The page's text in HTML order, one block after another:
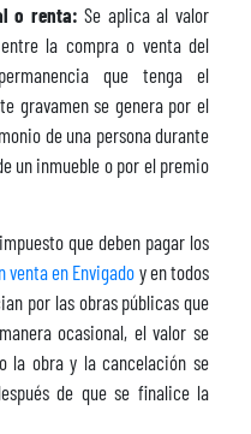
o renta:Se aplica al valor
la compra o venta del
que tenga el
gravamen se genera por el
de una persona durante
un inmueble o por el premio
que deben pagar los
venta en Envigado y en todos
por las obras públicas que
ocasional, el valor se
la obra y la cancelación se
de que se finalice la